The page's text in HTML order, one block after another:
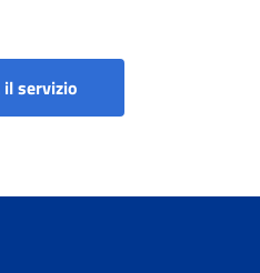
il servizio